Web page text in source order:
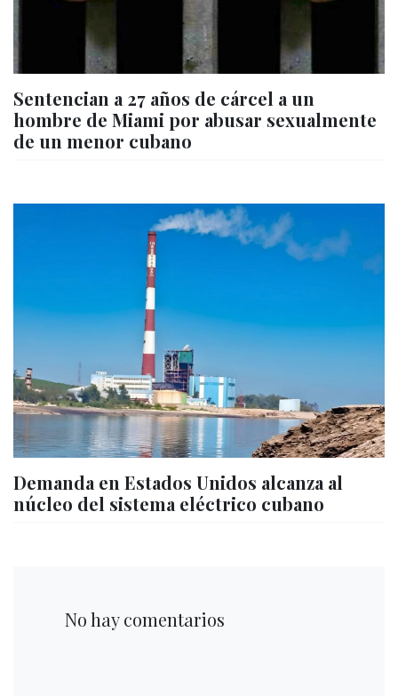
Sentencian a 27 años de cárcel a un
hombre de Miami por abusar sexualmente
de un menor cubano
Demanda en Estados Unidos alcanza al
núcleo del sistema eléctrico cubano
No hay comentarios